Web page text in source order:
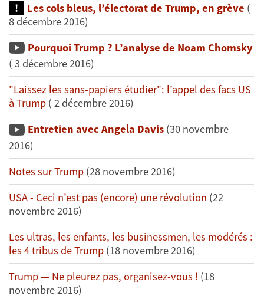
Les cols bleus, l’électorat de Trump, en grève (
8 décembre 2016)
Pourquoi Trump ? L’analyse de Noam Chomsky
( 3 décembre 2016)
"Laissez les sans-papiers étudier": l’appel des facs US
à Trump ( 2 décembre 2016)
Entretien avec Angela Davis (30 novembre
2016)
Notes sur Trump (28 novembre 2016)
USA - Ceci n’est pas (encore) une révolution (22
novembre 2016)
Les ultras, les enfants, les businessmen, les modérés :
les 4 tribus de Trump (18 novembre 2016)
Trump — Ne pleurez pas, organisez-vous ! (18
novembre 2016)